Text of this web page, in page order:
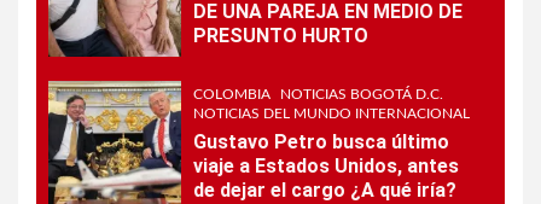
DE UNA PAREJA EN MEDIO DE
PRESUNTO HURTO
COLOMBIA
NOTICIAS BOGOTÁ D.C.
NOTICIAS DEL MUNDO INTERNACIONAL
Gustavo Petro busca último
viaje a Estados Unidos, antes
de dejar el cargo ¿A qué iría?